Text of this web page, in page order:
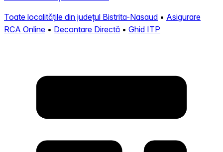
Toate localitățile din județul Bistrita-Nasaud • Asigurare
RCA Online • Decontare Directă • Ghid ITP